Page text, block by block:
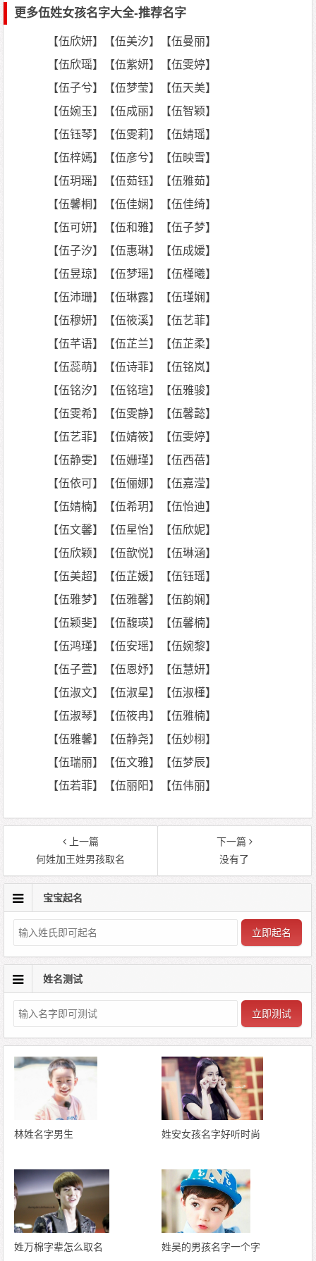
更多伍姓女孩名字大全-推荐名字
【伍欣妍】【伍美汐】【伍曼丽】
【伍欣瑶】【伍紫妍】【伍雯婷】
【伍子兮】【伍梦莹】【伍天美】
【伍婉玉】【伍成丽】【伍智颖】
【伍钰琴】【伍雯莉】【伍婧瑶】
【伍梓嫣】【伍彦兮】【伍映雪】
【伍玥瑶】【伍茹钰】【伍雅茹】
【伍馨桐】【伍佳娴】【伍佳绮】
【伍可妍】【伍和雅】【伍子梦】
【伍子汐】【伍惠琳】【伍成媛】
【伍昱琼】【伍梦瑶】【伍槿曦】
【伍沛珊】【伍琳露】【伍瑾娴】
【伍穆妍】【伍筱溪】【伍艺菲】
【伍芊语】【伍芷兰】【伍芷柔】
【伍蕊萌】【伍诗菲】【伍铭岚】
【伍铭汐】【伍铭瑄】【伍雅骏】
【伍雯希】【伍雯静】【伍馨懿】
【伍艺菲】【伍婧筱】【伍雯婷】
【伍静雯】【伍姗瑾】【伍西蓓】
【伍依可】【伍俪娜】【伍嘉滢】
【伍婧楠】【伍希玥】【伍怡迪】
【伍文馨】【伍星怡】【伍欣妮】
【伍欣颖】【伍歆悦】【伍琳涵】
【伍美超】【伍芷媛】【伍钰瑶】
【伍雅梦】【伍雅馨】【伍韵娴】
【伍颖斐】【伍馥瑛】【伍馨楠】
【伍鸿瑾】【伍安瑶】【伍婉黎】
【伍子萱】【伍恩妤】【伍慧妍】
【伍淑文】【伍淑星】【伍淑槿】
【伍淑琴】【伍筱冉】【伍雅楠】
【伍雅馨】【伍静尧】【伍妙栩】
【伍瑞丽】【伍文雅】【伍梦辰】
【伍若菲】【伍丽阳】【伍伟丽】
上一篇
何姓加王姓男孩取名
下一篇
没有了
宝宝起名
立即起名
姓名测试
立即测试
林姓名字男生 姓安女孩名字好听时尚
姓万棉字辈怎么取名 姓吴的男孩名字一个字